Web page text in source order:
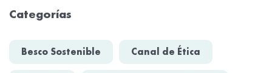
Categorías
Besco Sostenible Canal de Ética